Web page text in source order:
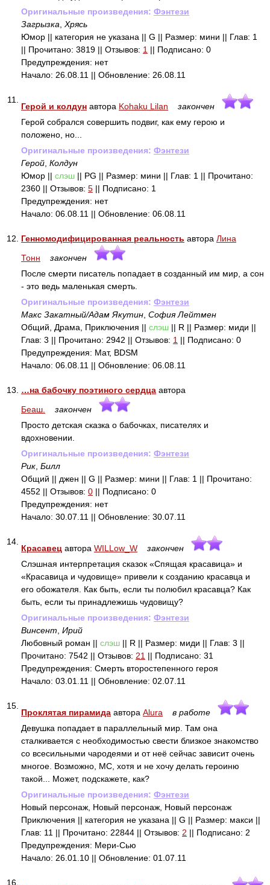
Оригинальные произведения: Фэнтези
Загрызка Хрясь
Юмор || категория не указана || G || Размер: мини || Глав: 1
|| Прочитано: 3819 || Отзывов: 1 || Подписано: 0
Предупреждения: нет
Начало: 26.08.11 || Обновление: 26.08.11
11.
Герой и колдун автора Kohaku Lilan
закончен
Герой собрался совершить подвиг, как ему герою и
положено, но...
Оригинальные произведения: Фэнтези
Герой Колдун
Юмор || слэш || PG || Размер: мини || Глав: 1 || Прочитано:
2360 || Отзывов: 5 || Подписано: 1
Предупреждения: нет
Начало: 06.08.11 || Обновление: 06.08.11
12. Генномодифицированная реальность автора Лина
Тонн
закончен
После смерти писатель попадает в созданный им мир, а сон
- это ведь маленькая смерть.
Оригинальные произведения: Фэнтези
Макс Закатный/Адам Якутин София Лейтмен
Общий, Драма, Приключения || слэш || R || Размер: миди ||
Глав: 3 || Прочитано: 2942 || Отзывов: 1 || Подписано: 0
Предупреждения: Мат, BDSM
Начало: 06.08.11 || Обновление: 06.08.11
13. …на бабочку поэтиного сердца автора
Беаш.
закончен
Просто детская сказка о бабочках, писателях и
вдохновении.
Оригинальные произведения: Фэнтези
Рик Билл
Общий || джен || G || Размер: мини || Глав: 1 || Прочитано:
4552 || Отзывов: 0 || Подписано: 0
Предупреждения: нет
Начало: 30.07.11 || Обновление: 30.07.11
14.
Красавец автора WILLow_W
закончен
Слэшная интерпретация сказок «Спящая красавица» и
«Красавица и чудовище» привели к созданию красавца и
его обожателя. Как быть, если ты полюбил красавца? Как
быть, если ты принадлежишь чудовищу?
Оригинальные произведения: Фэнтези
Винсент Ирий
Любовный роман || слэш || R || Размер: миди || Глав: 3 ||
Прочитано: 7542 || Отзывов: 21 || Подписано: 31
Предупреждения: Смерть второстепенного героя
Начало: 03.01.11 || Обновление: 02.07.11
15.
Проклятая пирамида автора Alura
в работе
Девушка попадает в параллельный мир. Там она
сталкивается с необходимостью свести близкое знакомство
со всесильными чародеями и от неё сейчас зависит очень
многое. Возможно, МС, хотя и не хочу делать героиню
такой... Может, подскажете, как?
Оригинальные произведения: Фэнтези
Новый персонаж, Новый персонаж, Новый персонаж
Приключения || категория не указана || G || Размер: макси ||
Глав: 11 || Прочитано: 22844 || Отзывов: 2 || Подписано: 2
Предупреждения: Мери-Сью
Начало: 26.01.10 || Обновление: 01.07.11
16.